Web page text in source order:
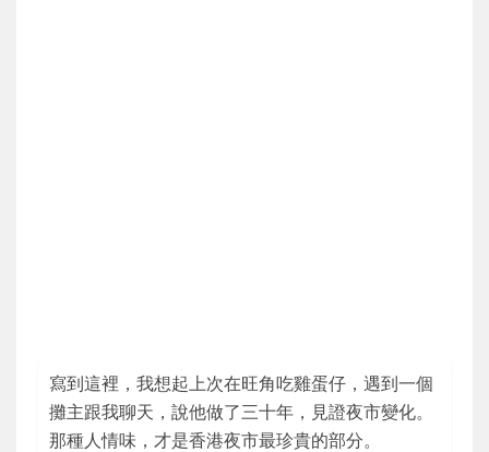
寫到這裡，我想起上次在旺角吃雞蛋仔，遇到一個
攤主跟我聊天，說他做了三十年，見證夜市變化。
那種人情味，才是香港夜市最珍貴的部分。